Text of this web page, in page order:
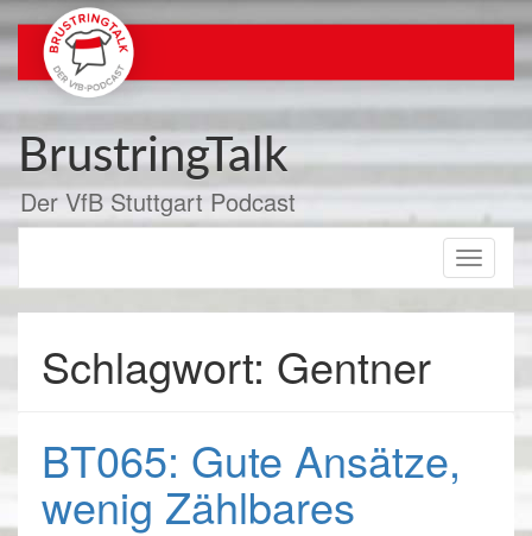
Inhalt
springen
BrustringTalk
Der VfB Stuttgart Podcast
Toggle
Schlagwort: Gentner
BT065: Gute Ansätze,
wenig Zählbares